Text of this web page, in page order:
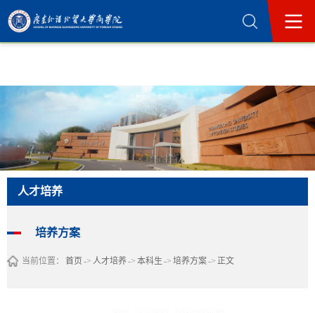
365英国上市公司(集团)官方网站-Official
人才培养
培养方案
当前位置： 首页 -> 人才培养-> 本科生 -> 培养方案-> 正文